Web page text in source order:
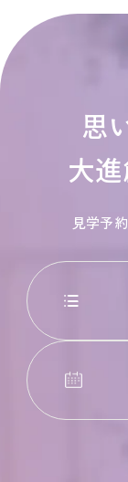
思
大進
見学予